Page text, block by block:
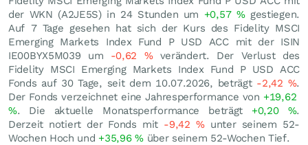
der WKN (A2JE5S) in 24 Stunden um +0,57 %gestiegen.
Auf 7 Tage gesehen hat sich der Kurs des Fidelity MSCI
Emerging Markets Index Fund P USD ACC mit der ISIN
IE00BYX5M039 um -0,62 %verändert. Der Verlust des
Fidelity MSCI Emerging Markets Index Fund P USD ACC
Fonds auf 30 Tage, seit dem 10.07.2026, beträgt -2,42 %.
Der Fonds verzeichnet eine Jahresperformance von +19,62
%. Die aktuelle Monatsperformance beträgt +0,20 %.
Derzeit notiert der Fonds mit -9,42 %unter seinem 52-
Wochen Hoch und +35,96%über seinem 52-Wochen Tief.